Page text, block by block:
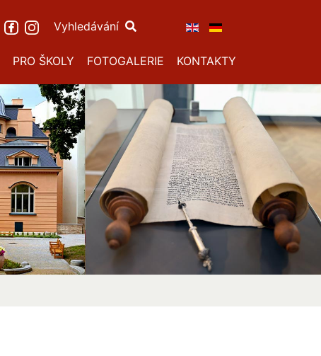
Vyhledávání
PRO ŠKOLY FOTOGALERIE KONTAKTY